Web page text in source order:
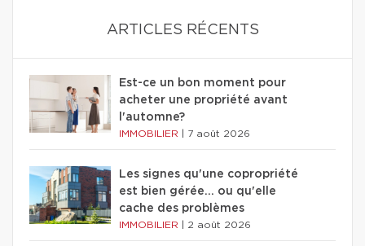
ARTICLES RÉCENTS
Est-ce un bon moment pour
acheter une propriété avant
l'automne?
IMMOBILIER 7 août 2026
Les signes qu'une copropriété
est bien gérée… ou qu'elle
cache des problèmes
IMMOBILIER 2 août 2026